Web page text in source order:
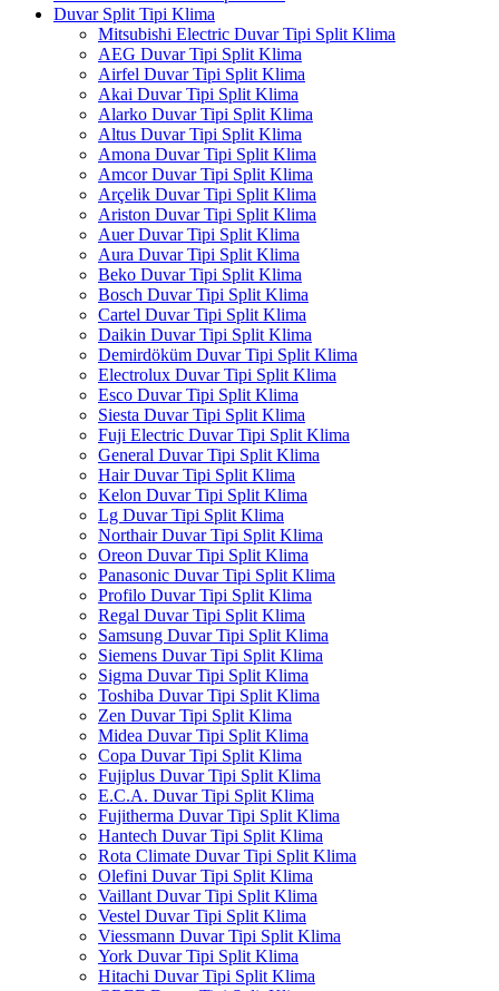
Duvar Split Tipi Klima
Mitsubishi Electric Duvar Tipi Split Klima
AEG Duvar Tipi Split Klima
Airfel Duvar Tipi Split Klima
Akai Duvar Tipi Split Klima
Alarko Duvar Tipi Split Klima
Altus Duvar Tipi Split Klima
Amona Duvar Tipi Split Klima
Amcor Duvar Tipi Split Klima
Arçelik Duvar Tipi Split Klima
Ariston Duvar Tipi Split Klima
Auer Duvar Tipi Split Klima
Aura Duvar Tipi Split Klima
Beko Duvar Tipi Split Klima
Bosch Duvar Tipi Split Klima
Cartel Duvar Tipi Split Klima
Daikin Duvar Tipi Split Klima
Demirdöküm Duvar Tipi Split Klima
Electrolux Duvar Tipi Split Klima
Esco Duvar Tipi Split Klima
Siesta Duvar Tipi Split Klima
Fuji Electric Duvar Tipi Split Klima
General Duvar Tipi Split Klima
Hair Duvar Tipi Split Klima
Kelon Duvar Tipi Split Klima
Lg Duvar Tipi Split Klima
Northair Duvar Tipi Split Klima
Oreon Duvar Tipi Split Klima
Panasonic Duvar Tipi Split Klima
Profilo Duvar Tipi Split Klima
Regal Duvar Tipi Split Klima
Samsung Duvar Tipi Split Klima
Siemens Duvar Tipi Split Klima
Sigma Duvar Tipi Split Klima
Toshiba Duvar Tipi Split Klima
Zen Duvar Tipi Split Klima
Midea Duvar Tipi Split Klima
Copa Duvar Tipi Split Klima
Fujiplus Duvar Tipi Split Klima
E.C.A. Duvar Tipi Split Klima
Fujitherma Duvar Tipi Split Klima
Hantech Duvar Tipi Split Klima
Rota Climate Duvar Tipi Split Klima
Olefini Duvar Tipi Split Klima
Vaillant Duvar Tipi Split Klima
Vestel Duvar Tipi Split Klima
Viessmann Duvar Tipi Split Klima
York Duvar Tipi Split Klima
Hitachi Duvar Tipi Split Klima